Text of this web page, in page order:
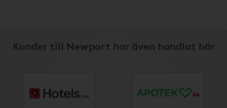
Kunder till Newport har även handlat här